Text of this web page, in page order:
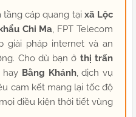
tầng cáp quang tại xã Lộc
Chi Ma, FPT Telecom
giải pháp internet và an
Cho dù bạn ở thị trấn
hay Bằng Khánh, dịch vụ
cam kết mang lại tốc độ
điều kiện thời tiết vùng